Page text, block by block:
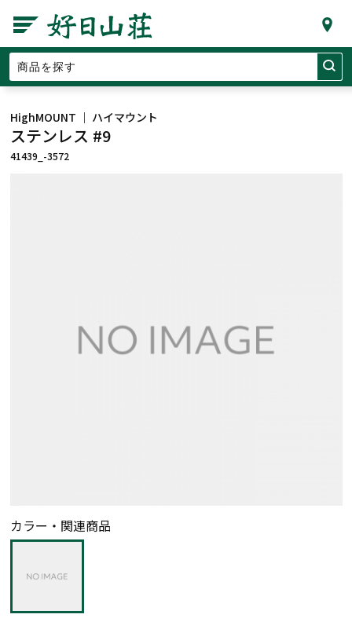
HighMOUNT ｜ ハイマウント
ステンレス #9
41439_-3572
カラー・関連商品